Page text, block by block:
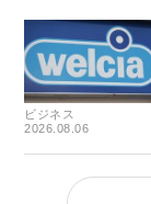
ビジネス
2026.08.06